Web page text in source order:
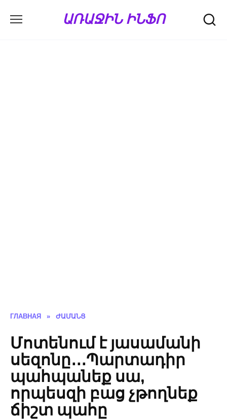
ԱՌԱՋԻՆ ԻՆՖՈ
ГЛАВНАЯ » ԺԱՄԱՆՑ
Մոտենում է յասամանի
սեզոնը․․․Պարտադիր
պահպանեք սա,
որպեսզի բաց չթողնեք
ճիշտ պահը